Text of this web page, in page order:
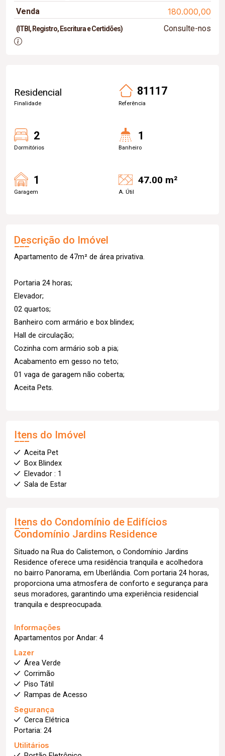
Venda
180.000,00
(ITBI, Registro, Escritura e Certidões) Consulte-nos
Residencial
Finalidade
81117
Referência
2
Dormitórios
1
Banheiro
1
Garagem
47.00 m²
A. Útil
Descrição do Imóvel
Apartamento de 47m² de área privativa.
Portaria 24 horas;
Elevador;
02 quartos;
Banheiro com armário e box blindex;
Hall de circulação;
Cozinha com armário sob a pia;
Acabamento em gesso no teto;
01 vaga de garagem não coberta;
Aceita Pets.
Itens do Imóvel
Aceita Pet
Box Blindex
Elevador : 1
Sala de Estar
Itens do Condomínio de Edifícios
Condomínio Jardins Residence
Situado na Rua do Calistemon, o Condomínio Jardins
Residence oferece uma residência tranquila e acolhedora
no bairro Panorama, em Uberlândia. Com portaria 24 horas,
proporciona uma atmosfera de conforto e segurança para
seus moradores, garantindo uma experiência residencial
tranquila e despreocupada.
Informações
Apartamentos por Andar: 4
Lazer
Área Verde
Corrimão
Piso Tátil
Rampas de Acesso
Segurança
Cerca Elétrica
Portaria: 24
Utilitários